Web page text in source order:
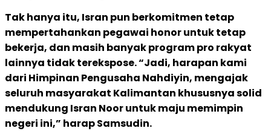
Tak hanya itu, Isran pun berkomitmen tetap
mempertahankan pegawai honor untuk tetap
bekerja, dan masih banyak program pro rakyat
lainnya tidak terekspose. “Jadi, harapan kami
dari Himpinan Pengusaha Nahdiyin, mengajak
seluruh masyarakat Kalimantan khususnya solid
mendukung Isran Noor untuk maju memimpin
negeri ini,” harap Samsudin.